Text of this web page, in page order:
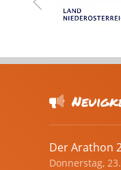
Der Arathon
Donnerstag,